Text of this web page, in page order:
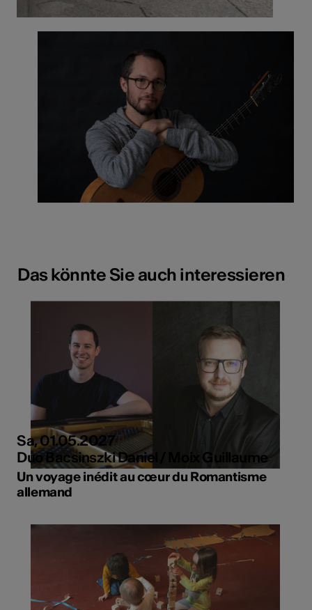
Das könnte Sie auch interessieren
Sa, 01.05.2027
Duo Bacsinszki Daniel / Moix Guillaume
Un voyage inédit au cœur du Romantisme
allemand